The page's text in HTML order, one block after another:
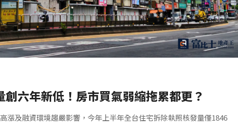
六年新低！房市買氣弱縮拖累都更？
漲及融資環境趨嚴影響，今年上半年全台住宅拆除執照核發量僅1846